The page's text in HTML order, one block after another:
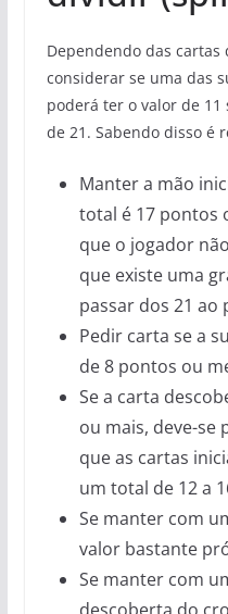
Dependendo das cartas
considerar se uma das
poderá ter o valor de
de 21. Sabendo disso é
Manter a mão
total é 17 pontos
que o jogador
que existe uma
passar dos 21 ao
Pedir carta se a
de 8 pontos ou
Se a carta
ou mais, deve-se
que as cartas
um total de 12 a
Se manter com
valor bastante
Se manter com